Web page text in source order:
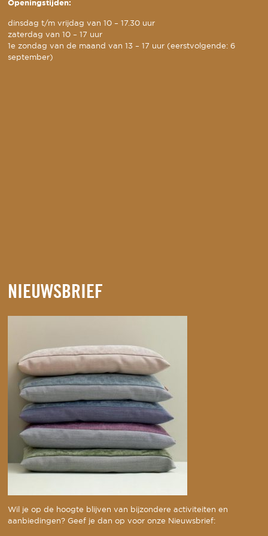
Openingstijden:
dinsdag t/m vrijdag van 10 – 17.30 uur
zaterdag van 10 – 17 uur
1e zondag van de maand van 13 – 17 uur (eerstvolgende: 6
september)
NIEUWSBRIEF
Wil je op de hoogte blijven van bijzondere activiteiten en
aanbiedingen? Geef je dan op voor onze Nieuwsbrief: